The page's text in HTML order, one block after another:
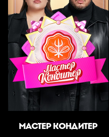
МАСТЕР КОНДИТЕР